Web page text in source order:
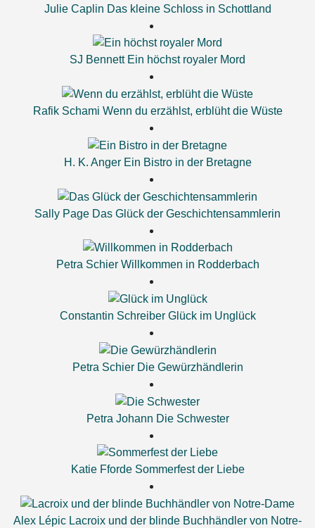
Julie Caplin Das kleine Schloss in Schottland
SJ Bennett Ein höchst royaler Mord
Rafik Schami Wenn du erzählst, erblüht die Wüste
H. K. Anger Ein Bistro in der Bretagne
Sally Page Das Glück der Geschichtensammlerin
Petra Schier Willkommen in Rodderbach
Constantin Schreiber Glück im Unglück
Petra Schier Die Gewürzhändlerin
Petra Johann Die Schwester
Katie Fforde Sommerfest der Liebe
Alex Lépic Lacroix und der blinde Buchhändler von Notre-